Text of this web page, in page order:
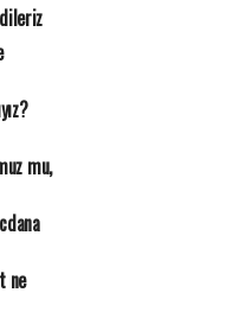
mu,
ne